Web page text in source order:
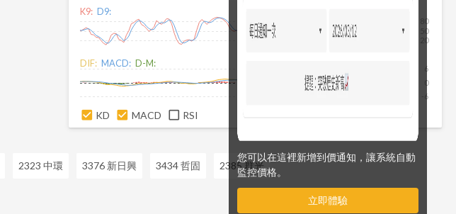
您可以在這裡新增到價通知，讓系統自動
監控價格。
立即體驗
K9: D9:
20
50
80
DIF: MACD: D-M:
-6
0
6
KD MACD RSI
2323 中環 3376 新日興 3434 哲固 2385 群光